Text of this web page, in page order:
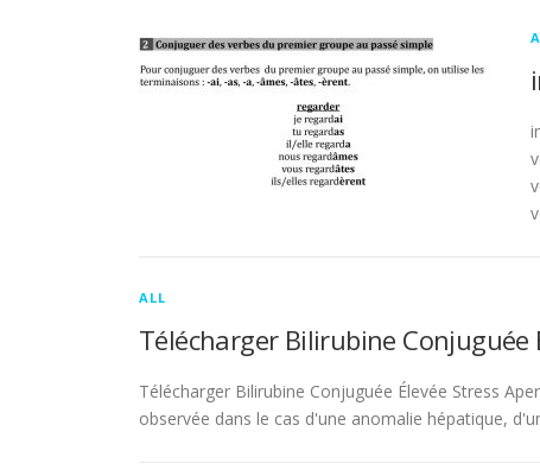
ALL
Télécharger Bilirubine Conjuguée
Télécharger Bilirubine Conjuguée Élevée Stress
observée dans le cas d'une anomalie hépatique,